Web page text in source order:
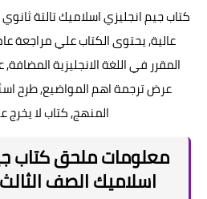
كتاب جيم انجليزي اسلاميك تالتة
عالية, يحتوى الكتاب علي مراجعة
المقرر في اللغة الانجليزية
عرض ترجمة اهم المواضيع, طرح
المنهج, كتاب لا يخرج
اسلاميك الصف الثالث